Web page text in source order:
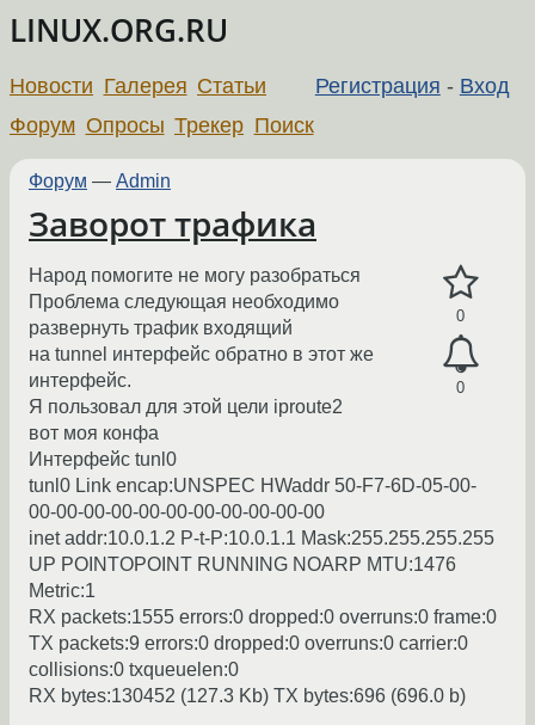
LINUX.ORG.RU
Регистрация - Вход
Новости Галерея Статьи
Форум Опросы Трекер Поиск
Форум — Admin
Заворот трафика
0
0
Народ помогите не могу разобраться
Проблема следующая необходимо
развернуть трафик входящий
на tunnel интерфейс обратно в этот же
интерфейс.
Я пользовал для этой цели iproute2
вот моя конфа
Интерфейс tunl0
tunl0 Link encap:UNSPEC HWaddr 50-F7-6D-05-00-
00-00-00-00-00-00-00-00-00-00-00
inet addr:10.0.1.2 P-t-P:10.0.1.1 Mask:255.255.255.255
UP POINTOPOINT RUNNING NOARP MTU:1476
Metric:1
RX packets:1555 errors:0 dropped:0 overruns:0 frame:0
TX packets:9 errors:0 dropped:0 overruns:0 carrier:0
collisions:0 txqueuelen:0
RX bytes:130452 (127.3 Kb) TX bytes:696 (696.0 b)